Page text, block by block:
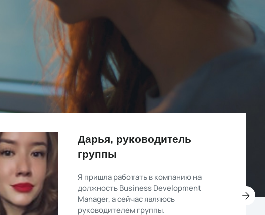
Дарья, руководитель
группы
Я пришла работать в компанию на
должность Business Development
Manager, а сейчас являюсь
руководителем группы.